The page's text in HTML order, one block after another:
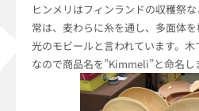
ヒンメリはフィンランドの収穫祭
常は、麦わらに糸を通し、多面体
光のモビールと言われています。
なので商品名を”Kimmeli”と命名し